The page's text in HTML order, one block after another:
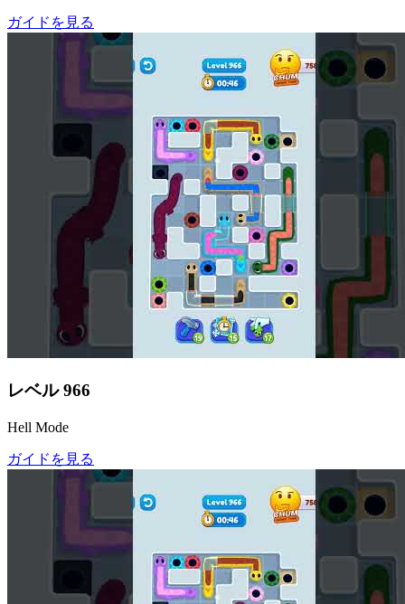
ガイドを見る
レベル 966
Hell Mode
ガイドを見る